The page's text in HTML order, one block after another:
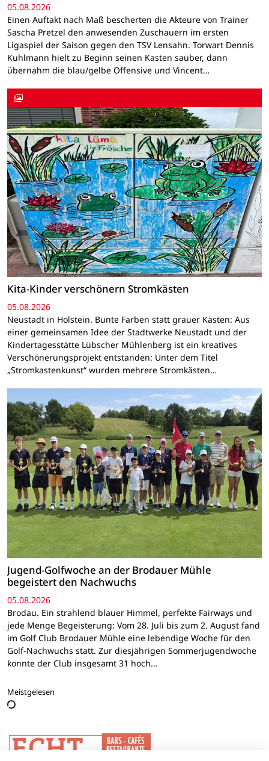
05.08.2026
Einen Auftakt nach Maß bescherten die Akteure von Trainer
Sascha Pretzel den anwesenden Zuschauern im ersten
Ligaspiel der Saison gegen den TSV Lensahn. Torwart Dennis
Kuhlmann hielt zu Beginn seinen Kasten sauber, dann
übernahm die blau/gelbe Offensive und Vincent…
Kita-Kinder verschönern Stromkästen
05.08.2026
Neustadt in Holstein. Bunte Farben statt grauer Kästen: Aus
einer gemeinsamen Idee der Stadtwerke Neustadt und der
Kindertagesstätte Lübscher Mühlenberg ist ein kreatives
Verschönerungsprojekt entstanden: Unter dem Titel
„Stromkastenkunst“ wurden mehrere Stromkästen…
Jugend-Golfwoche an der Brodauer Mühle
begeistert den Nachwuchs
05.08.2026
Brodau. Ein strahlend blauer Himmel, perfekte Fairways und
jede Menge Begeisterung: Vom 28. Juli bis zum 2. August fand
im Golf Club Brodauer Mühle eine lebendige Woche für den
Golf-Nachwuchs statt. Zur diesjährigen Sommerjugendwoche
konnte der Club insgesamt 31 hoch…
Meistgelesen